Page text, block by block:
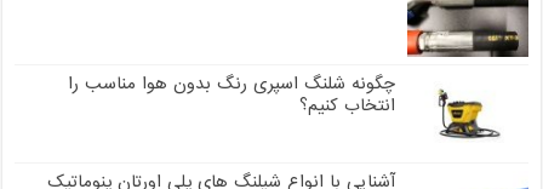
چگونه شلنگ اسپری رنگ بدون هوا مناسب را
انتخاب کنیم؟
آشنایی با انواع شیلنگ های پلی اورتان پنوماتیک